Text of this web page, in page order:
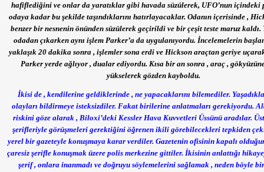
hafiflediğini ve onlar da yaratıklar gibi havada süzülerek, UFO’nun
odaya kadar bu şekilde taşındıklarını hatırlayacaklar. Odanın içerisinde ,
benzer bir nesnenin önünden süzülerek geçirildi ve bir çeşit teste maruz kaldı.
odadan çıkarken aynı işlem Parker’a da uygulanıyordu. İncelemelerin
yaklaşık 20 dakika sonra , işlemler sona erdi ve Hickson araçtan geriye
Parker yerde ağlıyor , dualar ediyordu. Kısa bir an sonra , araç ,
yükselerek gözden kayboldu.
İkisi de , kendilerine geldiklerinde , ne yapacaklarını bilemediler.
olayları bildirmeye isteksizdiler. Fakat birilerine anlatmaları gerekiyordu.
riskini göze alarak , Biloxi’deki Kessler Hava Kuvvetleri Üssünü aradılar.
şerifleriyle görüşmeleri gerektiğini öğrenen ikili görebilecekleri tepkiden
yerel bir gazeteyle konuşmaya karar verdiler. Gazetenin ofisinin kapalı
çaresiz şerifle konuşmak üzere polis merkezine gittiler. İkisinin anlattığı
şerif , onlara inanmadı ve doğruyu söylemelerini sağlamak , neden böyle